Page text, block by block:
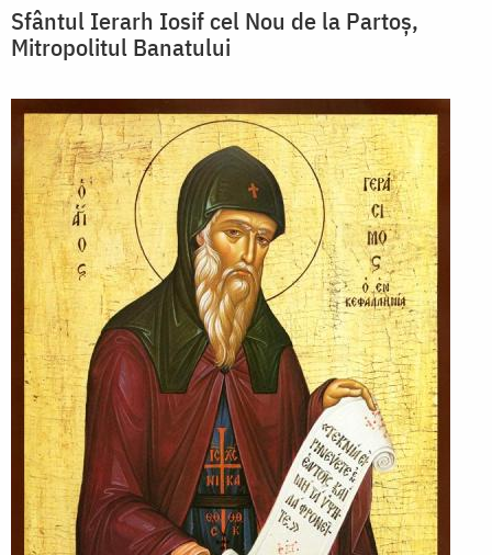
Sfântul Ierarh Iosif cel Nou de la Partoș,
Mitropolitul Banatului